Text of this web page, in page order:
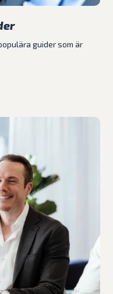
guider som är